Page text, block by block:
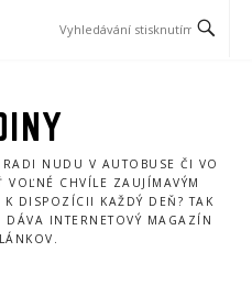
NUDU V AUTOBUSE ČI VO
VOĽNÉ CHVÍLE ZAUJÍMAVÝM
DISPOZÍCII KAŽDÝ DEŇ? TAK
INTERNETOVÝ MAGAZÍN